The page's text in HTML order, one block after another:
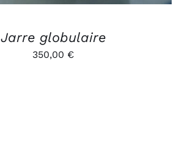
Jarre globulaire
350,00 €